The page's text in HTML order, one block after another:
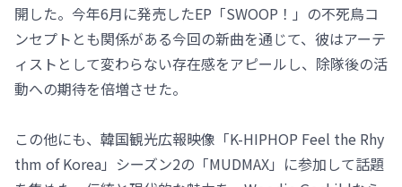
開した。今年6月に発売したEP「SWOOP！」の不死鳥コ
ンセプトとも関係がある今回の新曲を通じて、彼はアーテ
ィストとして変わらない存在感をアピールし、除隊後の活
動への期待を倍増させた。
この他にも、韓国観光広報映像「K-HIPHOP Feel the Rhy
thm of Korea」シーズン2の「MUDMAX」に参加して話題